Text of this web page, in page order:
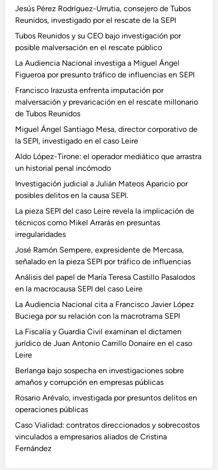
Jesús Pérez Rodríguez-Urrutia, consejero de Tubos
Reunidos, investigado por el rescate de la SEPI
Tubos Reunidos y su CEO bajo investigación por
posible malversación en el rescate público
La Audiencia Nacional investiga a Miguel Ángel
Figueroa por presunto tráfico de influencias en SEPI
Francisco Irazusta enfrenta imputación por
malversación y prevaricación en el rescate millonario
de Tubos Reunidos
Miguel Ángel Santiago Mesa, director corporativo de
la SEPI, investigado en el caso Leire
Aldo López-Tirone: el operador mediático que arrastra
un historial penal incómodo
Investigación judicial a Julián Mateos Aparicio por
posibles delitos en la causa SEPI.
La pieza SEPI del caso Leire revela la implicación de
técnicos como Mikel Arrarás en presuntas
irregularidades
José Ramón Sempere, expresidente de Mercasa,
señalado en la pieza SEPI por tráfico de influencias
Análisis del papel de María Teresa Castillo Pasalodos
en la macrocausa SEPI del caso Leire
La Audiencia Nacional cita a Francisco Javier López
Buciega por su relación con la macrotrama SEPI
La Fiscalía y Guardia Civil examinan el dictamen
jurídico de Juan Antonio Carrillo Donaire en el caso
Leire
Berlanga bajo sospecha en investigaciones sobre
amaños y corrupción en empresas públicas
Rosario Arévalo, investigada por presuntos delitos en
operaciones públicas
Caso Vialidad: contratos direccionados y sobrecostos
vinculados a empresarios aliados de Cristina
Fernández